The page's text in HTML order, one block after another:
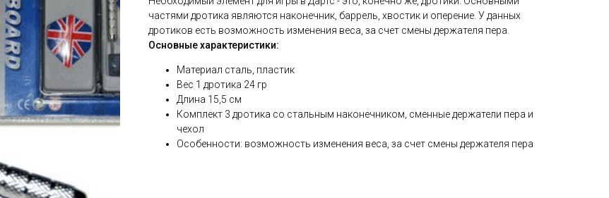
частями дротика являются наконечник, баррель, хвостик и оперение. У данных
дротиков есть возможность изменения веса, за счет смены держателя пера.
Основные характеристики:
Материал сталь, пластик
Вес 1 дротика 24 гр
Длина 15,5 см
Комплект 3 дротика со стальным наконечником, сменные держатели пера и
чехол
Особенности: возможность изменения веса, за счет смены держателя пера